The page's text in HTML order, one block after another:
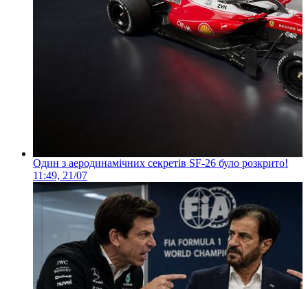
Один з аеродинамічних секретів SF-26 було розкрито!
11:49, 21/07